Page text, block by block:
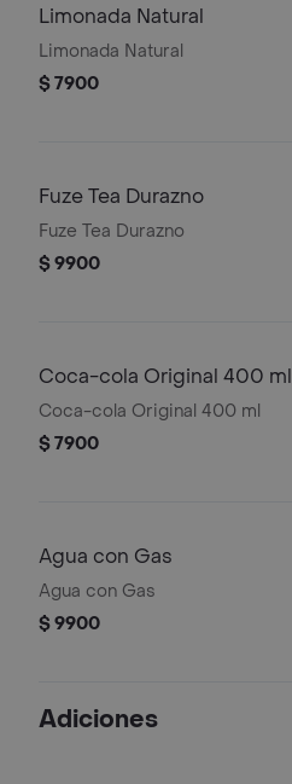
Limonada Natural
Limonada Natural
$ 7900
Fuze Tea Durazno
Fuze Tea Durazno
$ 9900
Coca-cola Original 400 ml
Coca-cola Original 400 ml
$ 7900
Agua con Gas
Agua con Gas
$ 9900
Adiciones